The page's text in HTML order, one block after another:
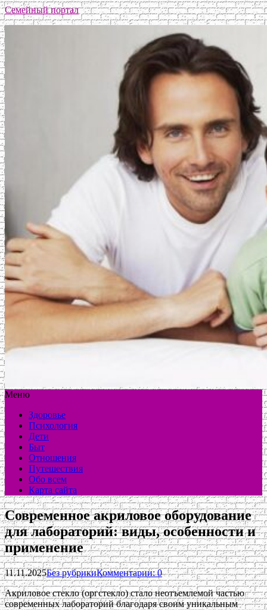
Семейный портал
Меню
Здоровье
Психология
Дети
Быт
Отношения
Путешествия
Обо всем
Карта сайта
Современное акриловое оборудование
для лабораторий: виды, особенности и
применение
11.11.2025Без рубрикиКомментарии: 0
Акриловое стекло (оргстекло) стало неотъемлемой частью
современных лабораторий благодаря своим уникальным